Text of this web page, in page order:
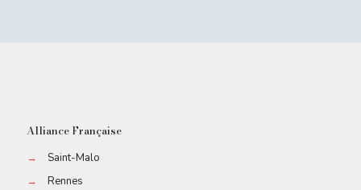
Alliance Française
→
Saint-Malo
→
Rennes